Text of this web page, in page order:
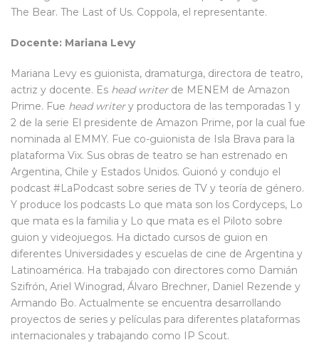
The Bear. The Last of Us. Coppola, el representante.
Docente: Mariana Levy
Mariana Levy es guionista, dramaturga, directora de teatro,
actriz y docente. Es head writerde MENEM de Amazon
Prime. Fue head writery productora de las temporadas 1 y
2 de la serie El presidente de Amazon Prime, por la cual fue
nominada al EMMY. Fue co-guionista de Isla Brava para la
plataforma Vix. Sus obras de teatro se han estrenado en
Argentina, Chile y Estados Unidos. Guionó y condujo el
podcast #LaPodcast sobre series de TV y teoría de género.
Y produce los podcasts Lo que mata son los Cordyceps, Lo
que mata es la familia y Lo que mata es el Piloto sobre
guion y videojuegos. Ha dictado cursos de guion en
diferentes Universidades y escuelas de cine de Argentina y
Latinoamérica. Ha trabajado con directores como Damián
Szifrón, Ariel Winograd, Álvaro Brechner, Daniel Rezende y
Armando Bo. Actualmente se encuentra desarrollando
proyectos de series y películas para diferentes plataformas
internacionales y trabajando como IP Scout.